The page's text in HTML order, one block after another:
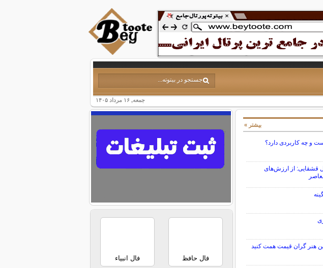
جمعه, ۱۶ مرداد ۱۴۰۵
و چه کاربردی دارد؟
قشقایی: از ارزش‌های
هنر گران قیمت همت کنید
بیشتر »
فال حافظ فال انبیاء